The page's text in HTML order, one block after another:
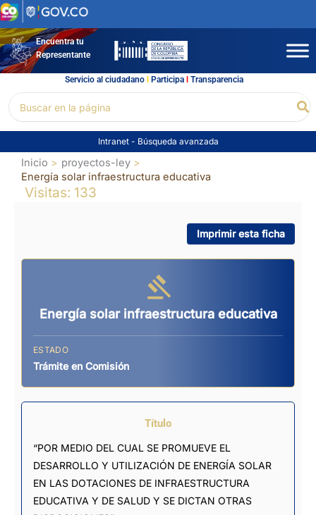
Ir
al
contenidoEncuentra tu
Representante
Servicio al ciudadano l Participal Transparencia
por:
Intranet - Búsqueda avanzada
Inicio
proyectos-ley
Energía solar infraestructura educativa
Visitas: 133
Imprimir esta ficha
Energía solar infraestructura educativa
ESTADO
Trámite en Comisión
Título
“POR MEDIO DEL CUAL SE PROMUEVE EL
DESARROLLO Y UTILIZACIÓN DE ENERGÍA SOLAR
EN LAS DOTACIONES DE INFRAESTRUCTURA
EDUCATIVA Y DE SALUD Y SE DICTAN OTRAS